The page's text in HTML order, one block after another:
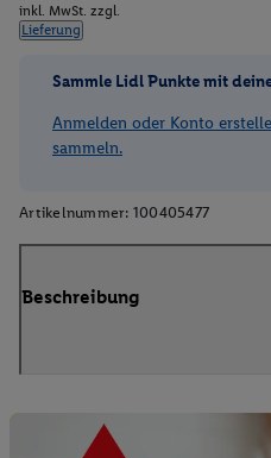
inkl. MwSt. zzgl.
Lieferung
Sammle Lidl Punkte mit
Anmelden oder Konto
sammeln.
Artikelnummer: 100405477
Beschreibung